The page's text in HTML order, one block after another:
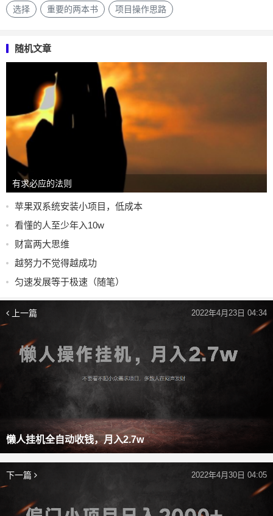
选择 重要的两本书 项目操作思路
随机文章
有求必应的法则
苹果双系统安装小项目，低成本
看懂的人至少年入10w
财富两大思维
越努力不觉得越成功
匀速发展等于极速（随笔）
上一篇
懒人挂机全自动收钱，月入2.7w
2022年4月23日 04:34
下一篇 2022年4月30日 04:05